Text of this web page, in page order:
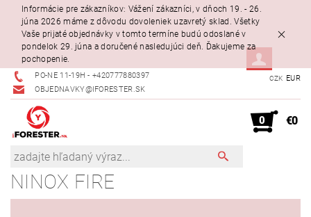
Informácie pre zákazníkov: Vážení zákazníci, v dňoch 19. - 26.
júna 2026 máme z dôvodu dovoleniek uzavretý sklad. Všetky
Vaše prijaté objednávky v tomto termíne budú odoslané v
pondelok 29. júna a doručené nasledujúci deň. Ďakujeme za
pochopenie.
PO-NE 11-19H - +420777880397
OBJEDNAVKY@IFORESTER.SK
CZK EUR
0 €0
NINOX FIRE